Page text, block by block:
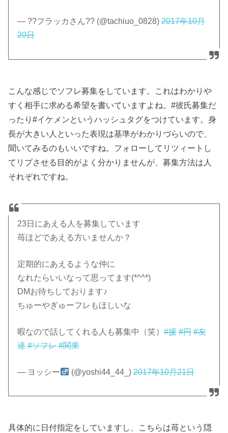
— ??フラッカさん?? (@tachiuo_0828)2017年10月
20日
こんな感じでソフレ募集をしています。これはわかりや
すく相手に求める希望を書いていますよね。#彼氏募集だ
ったり#イケメンというハッシュタグをつけています。身
長が大きい人といった表現は基準がわかりづらいので、
聞いてみるのもいいですね。フォローしてリツィートし
てリプさせる目的がよく分かりませんが、募集方法は人
それぞれですね。
23日にあえる人を募集しています
苺ほどであえる方いませんか？
定期的にあえるような仲に
なれたらいいなって思ってます(*^^*)
DMお待ちしております♪
ちゅーやぎゅーフレもほしいな
暇なので話してくれる人も募集中（笑）#援 #円 #友
達 #ソフレ #関東
— ヨッシー (@yoshi44_44_) 2017年10月21日
具体的に日付指定をしていますし、こちらは苺という隠